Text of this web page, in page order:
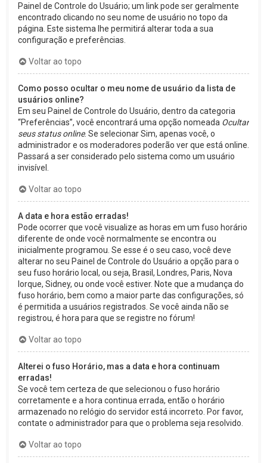
Painel de Controle do Usuário; um link pode ser geralmente
encontrado clicando no seu nome de usuário no topo da
página. Este sistema lhe permitirá alterar toda a sua
configuração e preferências.
Voltar ao topo
Como posso ocultar o meu nome de usuário da lista de
usuários online?
Em seu Painel de Controle do Usuário, dentro da categoria
“Preferências”, você encontrará uma opção nomeada Ocultar
seus status online. Se selecionar Sim, apenas você, o
administrador e os moderadores poderão ver que está online.
Passará a ser considerado pelo sistema como um usuário
invisível.
Voltar ao topo
A data e hora estão erradas!
Pode ocorrer que você visualize as horas em um fuso horário
diferente de onde você normalmente se encontra ou
inicialmente programou. Se esse é o seu caso, você deve
alterar no seu Painel de Controle do Usuário a opção para o
seu fuso horário local, ou seja, Brasil, Londres, Paris, Nova
Iorque, Sidney, ou onde você estiver. Note que a mudança do
fuso horário, bem como a maior parte das configurações, só
é permitida a usuários registrados. Se você ainda não se
registrou, é hora para que se registre no fórum!
Voltar ao topo
Alterei o fuso Horário, mas a data e hora continuam
erradas!
Se você tem certeza de que selecionou o fuso horário
corretamente e a hora continua errada, então o horário
armazenado no relógio do servidor está incorreto. Por favor,
contate o administrador para que o problema seja resolvido.
Voltar ao topo